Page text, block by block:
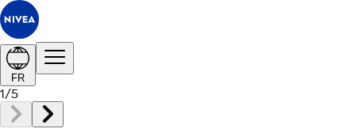
FR
1/5